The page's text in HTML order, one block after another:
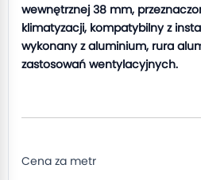
wewnętrznej 38 mm,
klimatyzacji, kompatybilny z
wykonany z aluminium, rura
zastosowań wentylacyjnych.
Cena za metr